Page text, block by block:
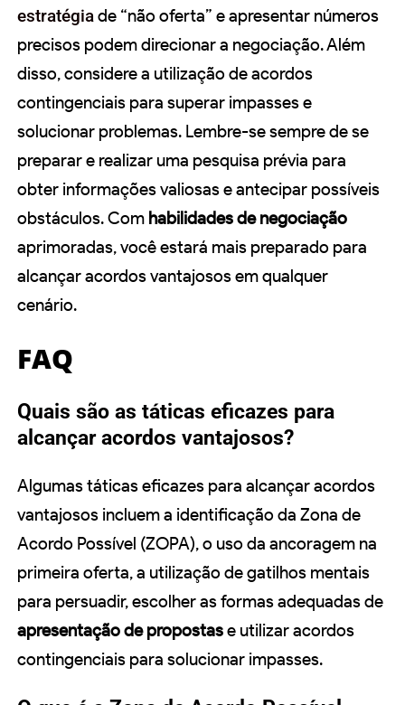
estratégiade “não oferta” e apresentar números
precisos podem direcionar a negociação. Além
disso, considere a utilização de acordos
contingenciais para superar impasses e
solucionar problemas. Lembre-se sempre de se
preparar e realizar uma pesquisa prévia para
obter informações valiosas e antecipar possíveis
obstáculos. Com habilidades de negociação
aprimoradas, você estará mais preparado para
alcançar acordos vantajosos em qualquer
cenário.
FAQ
Quais são as táticas eficazes para
alcançar acordos vantajosos?
Algumas táticas eficazes para alcançar acordos
vantajosos incluem a identificação da Zona de
Acordo Possível (ZOPA), o uso da ancoragem na
primeira oferta, a utilização de gatilhos mentais
para persuadir, escolher as formas adequadas de
apresentação de propostase utilizar acordos
contingenciais para solucionar impasses.